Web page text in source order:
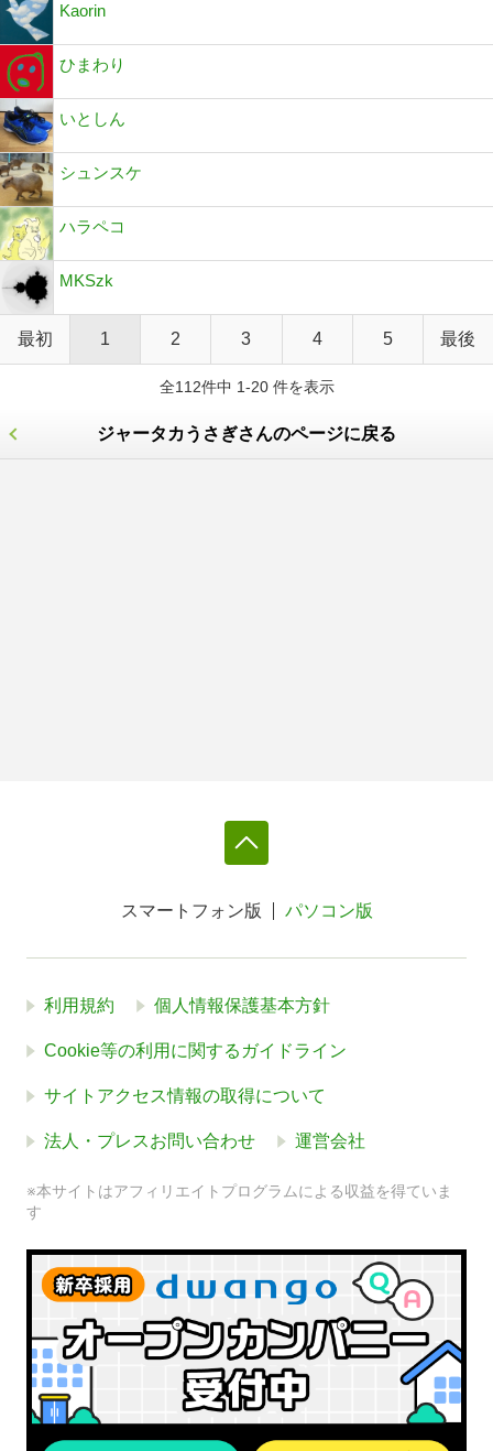
Kaorin
ひまわり
いとしん
シュンスケ
ハラペコ
MKSzk
最初 1 2 3 4 5 最後
全112件中 1-20 件を表示
ジャータカうさぎさんのページに戻る
スマートフォン版 パソコン版
利用規約 個人情報保護基本方針
Cookie等の利用に関するガイドライン
サイトアクセス情報の取得について
法人・プレスお問い合わせ 運営会社
※本サイトはアフィリエイトプログラムによる収益を得ていま
す